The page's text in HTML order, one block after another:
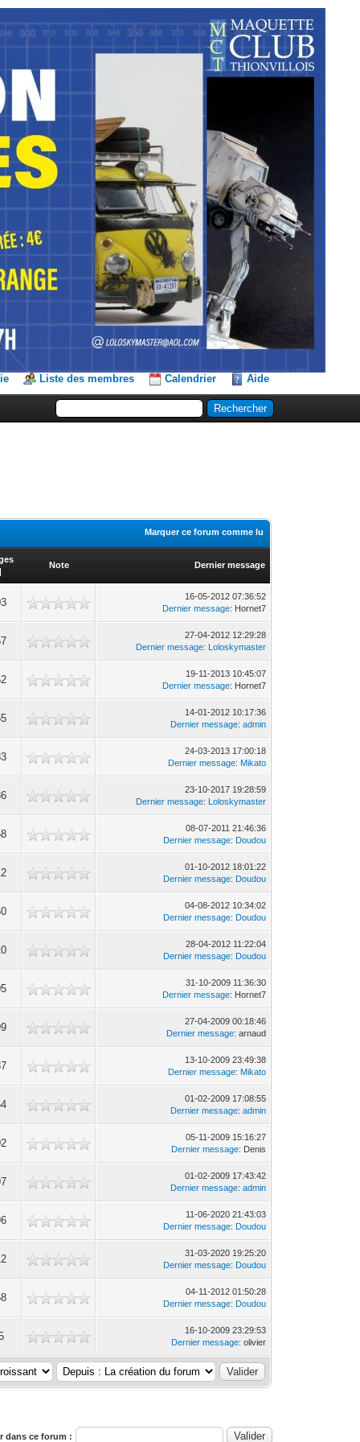
Liste des membres Calendrier Aide
Marquer ce forum comme lu
Note Dernier message
16-05-2012 07:36:52
Dernier message: Hornet7
27-04-2012 12:29:28
Dernier message: Loloskymaster
19-11-2013 10:45:07
Dernier message: Hornet7
14-01-2012 10:17:36
Dernier message:admin
24-03-2013 17:00:18
Dernier message: Mikato
23-10-2017 19:28:59
Dernier message: Loloskymaster
08-07-2011 21:46:36
Dernier message: Doudou
01-10-2012 18:01:22
Dernier message: Doudou
04-08-2012 10:34:02
Dernier message: Doudou
28-04-2012 11:22:04
Dernier message: Doudou
31-10-2009 11:36:30
Dernier message: Hornet7
27-04-2009 00:18:46
Dernier message: arnaud
13-10-2009 23:49:38
Dernier message: Mikato
01-02-2009 17:08:55
Dernier message:admin
05-11-2009 15:16:27
Dernier message: Denis
01-02-2009 17:43:42
Dernier message:admin
11-06-2020 21:43:03
Dernier message: Doudou
31-03-2020 19:25:20
Dernier message: Doudou
04-11-2012 01:50:28
Dernier message: Doudou
16-10-2009 23:29:53
Dernier message: olivier
dans ce forum :